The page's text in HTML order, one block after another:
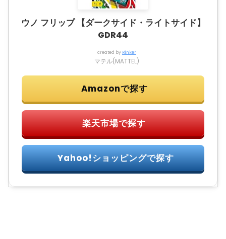
ウノ フリップ 【ダークサイド・ライトサイド】
GDR44
created by Rinker
マテル(MATTEL)